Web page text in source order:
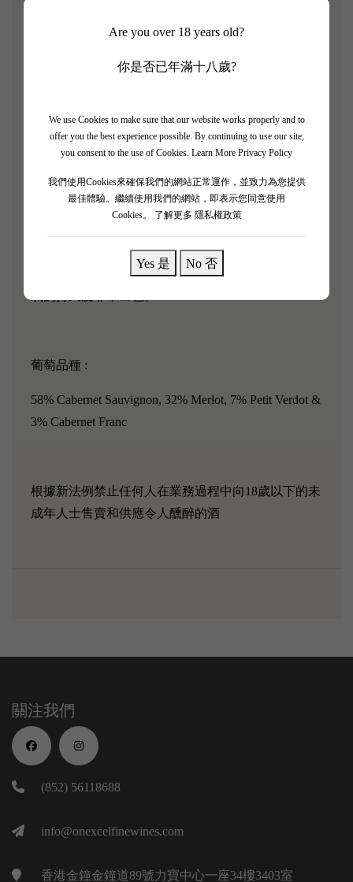
Are you over 18 years old?
你是否已年滿十八歲?
We use Cookies to make sure that our website works properly and to
offer you the best experience possible. By continuing to use our site,
you consent to the use of Cookies. Learn More Privacy Policy
我們使用Cookies來確保我們的網站正常運作，並致力為您提供
最佳體驗。繼續使用我們的網站，即表示您同意使用
Cookies。
了解更多 隱私權政策
Yes 是 No 否
周伯通酒莊是國泰航空的頭等艙用酒，其中文名字來
地50公頃。在每年新釀葡萄時會使用75%新橡木桶，
這在非一級酒莊中是非常少見的，正是有著不亞於一
往往會有越級的表現。
圓潤的葡萄酒，隨後展現出良好的肉質。這種風格提
供了特別優雅的單寧的所有細膩度和密度。口感上香
葡萄品種 :
58% Cabernet Sauvignon, 32% Merlot, 7% Petit Verdot &
3% Cabernet Franc
根據新法例禁止任何人在業務過程中向18歲以下的未
成年人士售賣和供應令人醺醉的酒
關注我們
(852) 56118688
info@onexcelfinewines.com
香港金鐘金鐘道89號力寶中心一座34樓3403室